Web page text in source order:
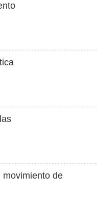
movimiento de